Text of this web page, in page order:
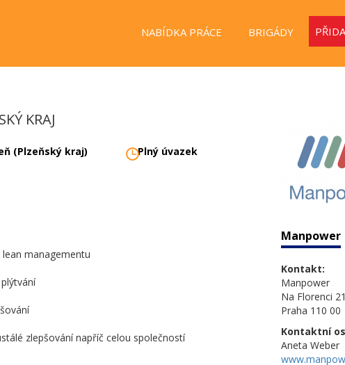
NABÍDKA PRÁCE BRIGÁDY
KRAJ
(Plzeňský kraj) Plný úvazek
managementu
zlepšování napříč celou společností
Manpower
Kontakt:
Manpower
Na Florenci
Praha 110 00
Kontaktní
Aneta Weber